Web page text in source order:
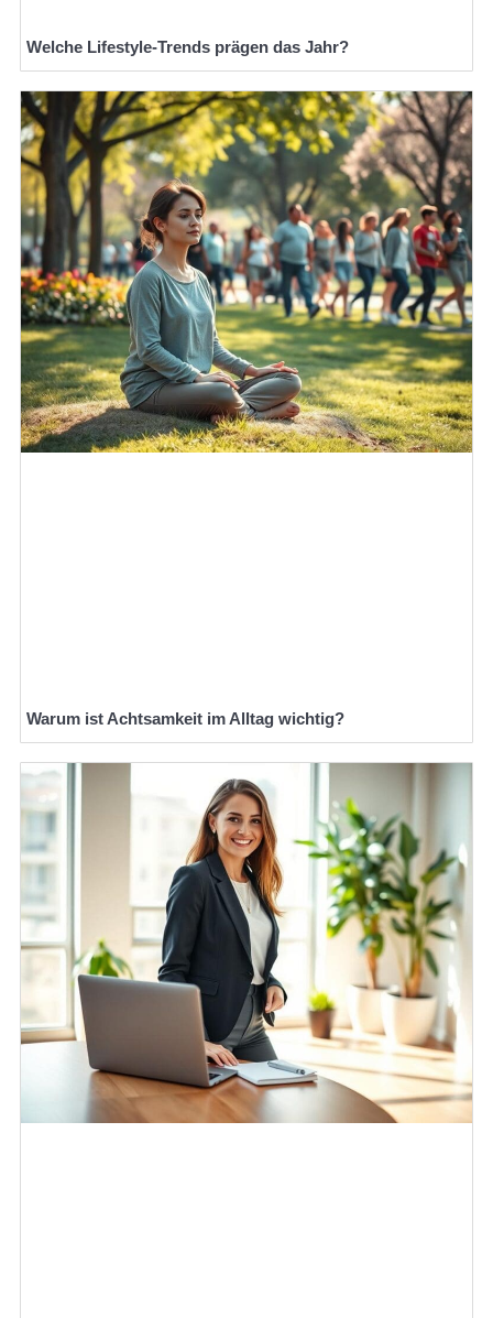
Welche Lifestyle-Trends prägen das Jahr?
Warum ist Achtsamkeit im Alltag wichtig?